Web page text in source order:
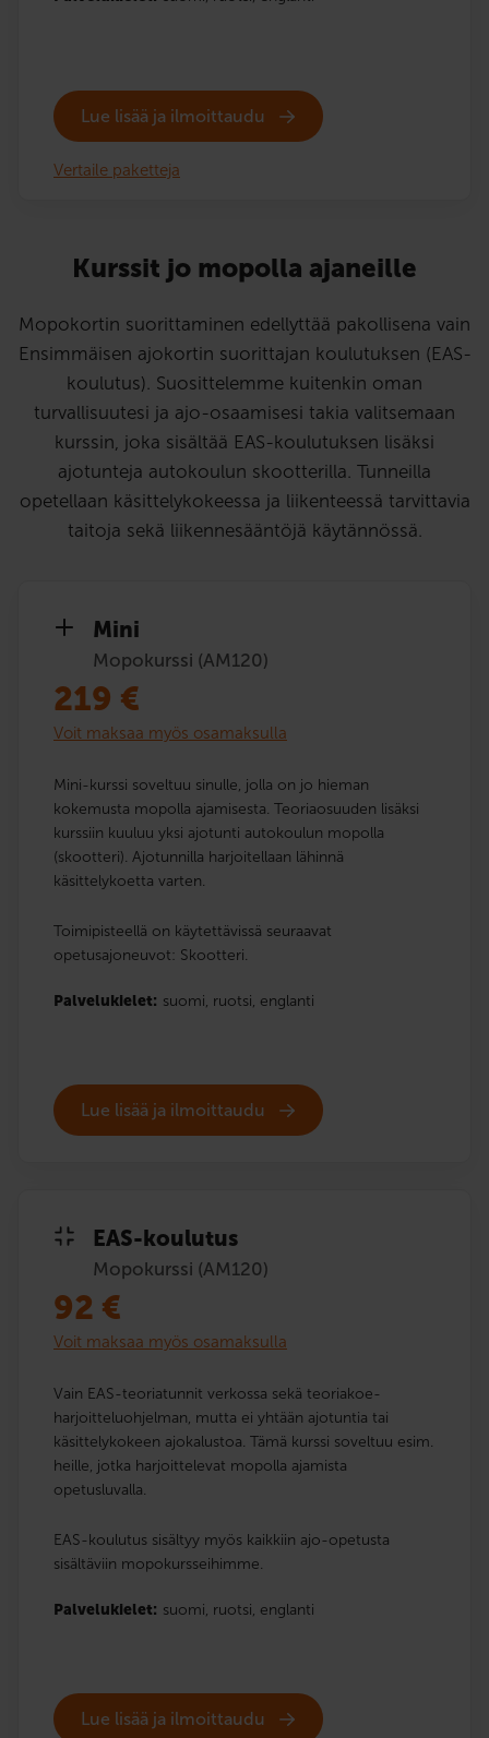
Lue lisää ja ilmoittaudu
Vertaile paketteja
Kurssit jo mopolla ajaneille
Mopokortin suorittaminen edellyttää pakollisena vain
Ensimmäisen ajokortin suorittajan koulutuksen (EAS-
koulutus). Suosittelemme kuitenkin oman
turvallisuutesi ja ajo-osaamisesi takia valitsemaan
kurssin, joka sisältää EAS-koulutuksen lisäksi
ajotunteja autokoulun skootterilla. Tunneilla
opetellaan käsittelykokeessa ja liikenteessä tarvittavia
taitoja sekä liikennesääntöjä käytännössä.
Mini
Mopokurssi (AM120)
219 €
Voit maksaa myös osamaksulla
Mini-kurssi soveltuu sinulle, jolla on jo hieman
kokemusta mopolla ajamisesta. Teoriaosuuden lisäksi
kurssiin kuuluu yksi ajotunti autokoulun mopolla
(skootteri). Ajotunnilla harjoitellaan lähinnä
käsittelykoetta varten.
Toimipisteellä on käytettävissä seuraavat
opetusajoneuvot: Skootteri.
Palvelukielet: suomi, ruotsi, englanti
Lue lisää ja ilmoittaudu
EAS-koulutus
Mopokurssi (AM120)
92 €
Voit maksaa myös osamaksulla
Vain EAS-teoriatunnit verkossa sekä teoriakoe­
harjoittelu­ohjelman, mutta ei yhtään ajotuntia tai
käsittelykokeen ajokalustoa. Tämä kurssi soveltuu esim.
heille, jotka harjoittelevat mopolla ajamista
opetusluvalla.
EAS-koulutus sisältyy myös kaikkiin ajo-opetusta
sisältäviin mopokursseihimme.
Palvelukielet: suomi, ruotsi, englanti
Lue lisää ja ilmoittaudu